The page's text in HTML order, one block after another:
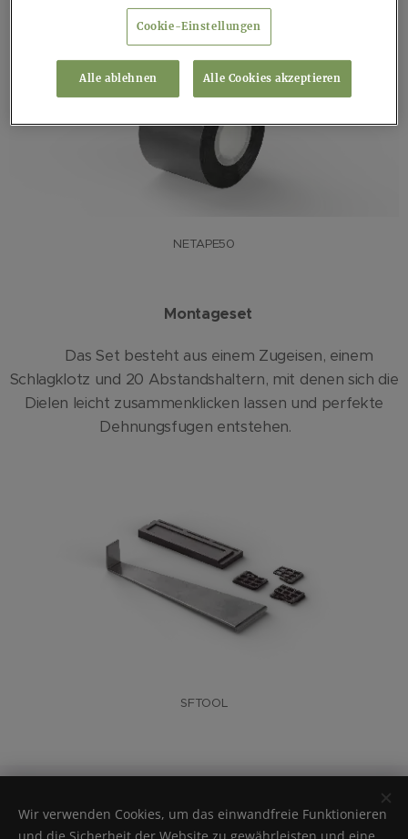
NETAPE50
Montageset
Das Set besteht aus einem Zugeisen, einem
Schlagklotz und 20 Abstandshaltern, mit denen sich die
Dielen leicht zusammenklicken lassen und perfekte
Dehnungsfugen entstehen.
SFTOOL
Unilin bv– Ooigemstraat 3 – 8710 Wielsbeke – BELGIUM – tel + 32 56
62 80 81
Wir verwenden Cookies, um das einwandfreie Funktionieren
Cookie-Einstellungen
Alle ablehnen Alle Cookies akzeptieren